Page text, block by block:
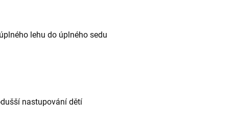
lehu do úplného sedu
nastupování dětí